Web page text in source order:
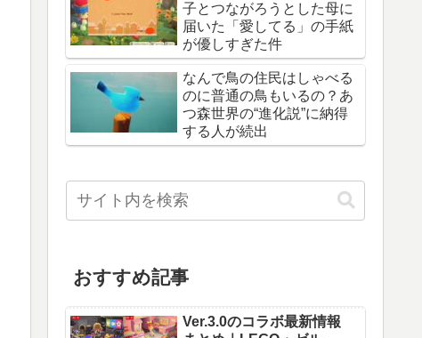
子とつながろうとした母に
届いた「愛してる」の手紙
が優しすぎた件
なんで鳥の住民はしゃべる
のに普通の鳥もいるの？あ
つ森世界の“進化説”に納得
する人が続出
おすすめ記事
Ver.3.0のコラボ最新情報